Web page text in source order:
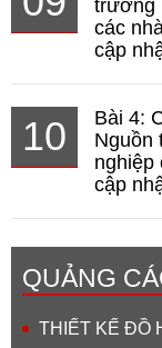
trường
các
cập
10
Bài 4:
Nguồn
nghiệp
cập
QUẢNG
THIẾT KẾ ĐỒ